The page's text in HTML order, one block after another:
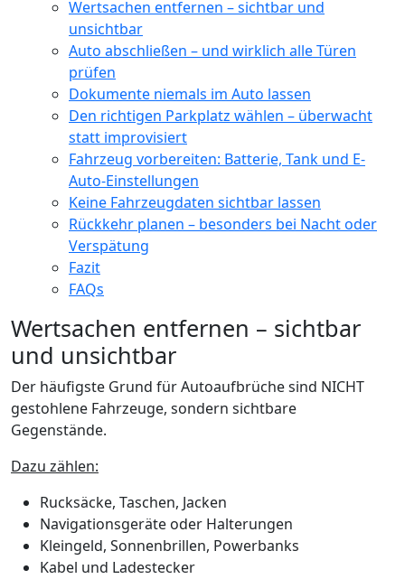
Wertsachen entfernen – sichtbar und
unsichtbar
Auto abschließen – und wirklich alle Türen
prüfen
Dokumente niemals im Auto lassen
Den richtigen Parkplatz wählen – überwacht
statt improvisiert
Fahrzeug vorbereiten: Batterie, Tank und E-
Auto-Einstellungen
Keine Fahrzeugdaten sichtbar lassen
Rückkehr planen – besonders bei Nacht oder
Verspätung
Fazit
FAQs
Wertsachen entfernen – sichtbar
und unsichtbar
Der häufigste Grund für Autoaufbrüche sind NICHT
gestohlene Fahrzeuge, sondern sichtbare
Gegenstände.
Dazu zählen:
Rucksäcke, Taschen, Jacken
Navigationsgeräte oder Halterungen
Kleingeld, Sonnenbrillen, Powerbanks
Kabel und Ladestecker